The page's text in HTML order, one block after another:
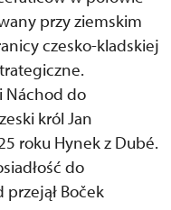
przy ziemskim
czesko-kladskiej
Náchod do
król Jan
roku Hynek z Dubé.
do
Boček